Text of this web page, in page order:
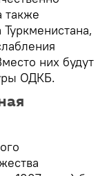
также
них будут
ОДКБ.